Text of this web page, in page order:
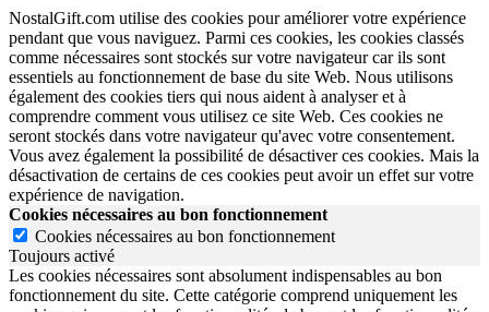
NostalGift.com utilise des cookies pour améliorer votre expérience
pendant que vous naviguez. Parmi ces cookies, les cookies classés
comme nécessaires sont stockés sur votre navigateur car ils sont
essentiels au fonctionnement de base du site Web. Nous utilisons
également des cookies tiers qui nous aident à analyser et à
comprendre comment vous utilisez ce site Web. Ces cookies ne
seront stockés dans votre navigateur qu'avec votre consentement.
Vous avez également la possibilité de désactiver ces cookies. Mais la
désactivation de certains de ces cookies peut avoir un effet sur votre
expérience de navigation.
Cookies nécessaires au bon fonctionnement
Cookies nécessaires au bon fonctionnement
Toujours activé
Les cookies nécessaires sont absolument indispensables au bon
fonctionnement du site. Cette catégorie comprend uniquement les